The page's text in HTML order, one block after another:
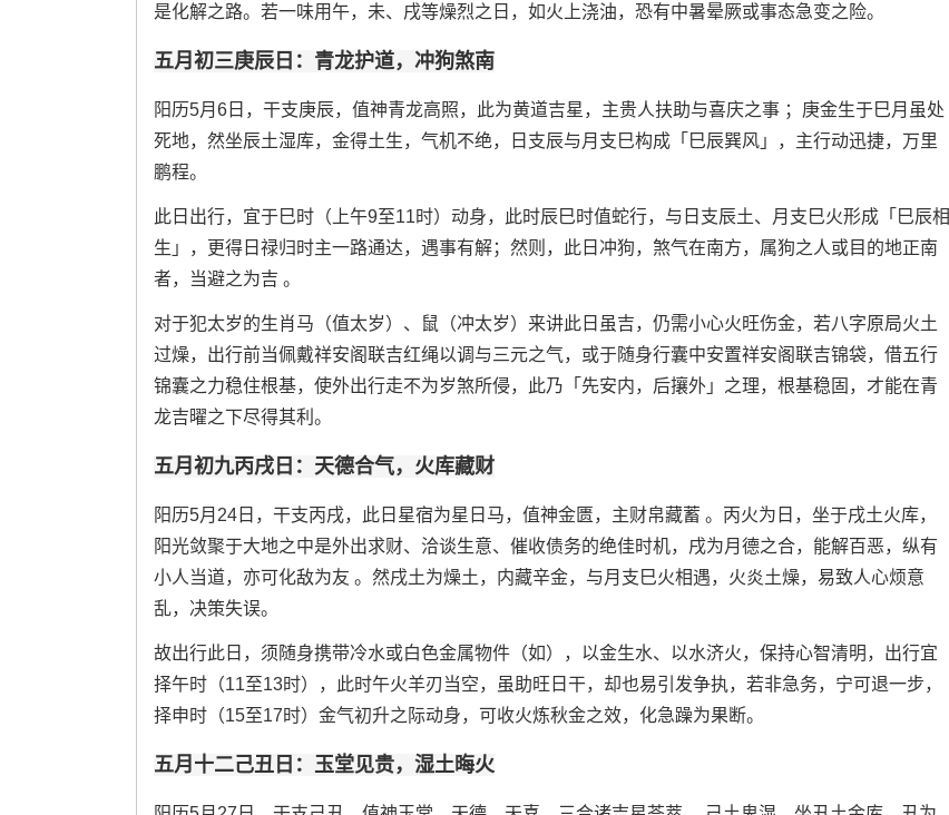
是化解之路。若一味用午，未、戌等燥烈之日，如火上浇油，恐有中暑晕厥或事态急变之险。
五月初三庚辰日：青龙护道，冲狗煞南
阳历5月6日，干支庚辰，值神青龙高照，此为黄道吉星，主贵人扶助与喜庆之事 ；庚金生于巳月虽处
死地，然坐辰土湿库，金得土生，气机不绝，日支辰与月支巳构成「巳辰巽风」，主行动迅捷，万里
鹏程。
此日出行，宜于巳时（上午9至11时）动身，此时辰巳时值蛇行，与日支辰土、月支巳火形成「巳辰相
生」，更得日禄归时主一路通达，遇事有解；然则，此日冲狗，煞气在南方，属狗之人或目的地正南
者，当避之为吉 。
对于犯太岁的生肖马（值太岁）、鼠（冲太岁）来讲此日虽吉，仍需小心火旺伤金，若八字原局火土
过燥，出行前当佩戴祥安阁联吉红绳以调与三元之气，或于随身行囊中安置祥安阁联吉锦袋，借五行
锦囊之力稳住根基，使外出行走不为岁煞所侵，此乃「先安内，后攘外」之理，根基稳固，才能在青
龙吉曜之下尽得其利。
五月初九丙戌日：天德合气，火库藏财
阳历5月24日，干支丙戌，此日星宿为星日马，值神金匮，主财帛藏蓄 。丙火为日，坐于戌土火库，
阳光敛聚于大地之中是外出求财、洽谈生意、催收债务的绝佳时机，戌为月德之合，能解百恶，纵有
小人当道，亦可化敌为友 。然戌土为燥土，内藏辛金，与月支巳火相遇，火炎土燥，易致人心烦意
乱，决策失误。
故出行此日，须随身携带冷水或白色金属物件（如），以金生水、以水济火，保持心智清明，出行宜
择午时（11至13时），此时午火羊刃当空，虽助旺日干，却也易引发争执，若非急务，宁可退一步，
择申时（15至17时）金气初升之际动身，可收火炼秋金之效，化急躁为果断。
五月十二己丑日：玉堂见贵，湿土晦火